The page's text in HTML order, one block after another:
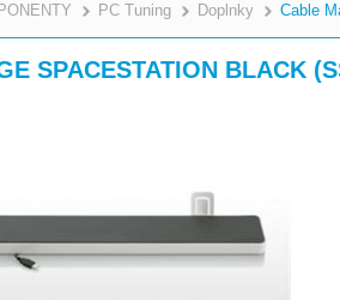
>
PC Tuning >
Doplnky Cable
SPACESTATION BLACK